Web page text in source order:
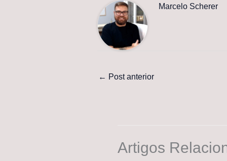
Marcelo Scherer
← Post anterior
Artigos